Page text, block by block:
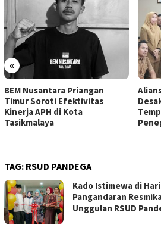
«
BEM Nusantara Priangan
Timur Soroti Efektivitas
Kinerja APH di Kota
Tasikmalaya
TAG: RSUD PANDEGA
Kado Istimewa di
Pangandaran
Unggulan RSUD